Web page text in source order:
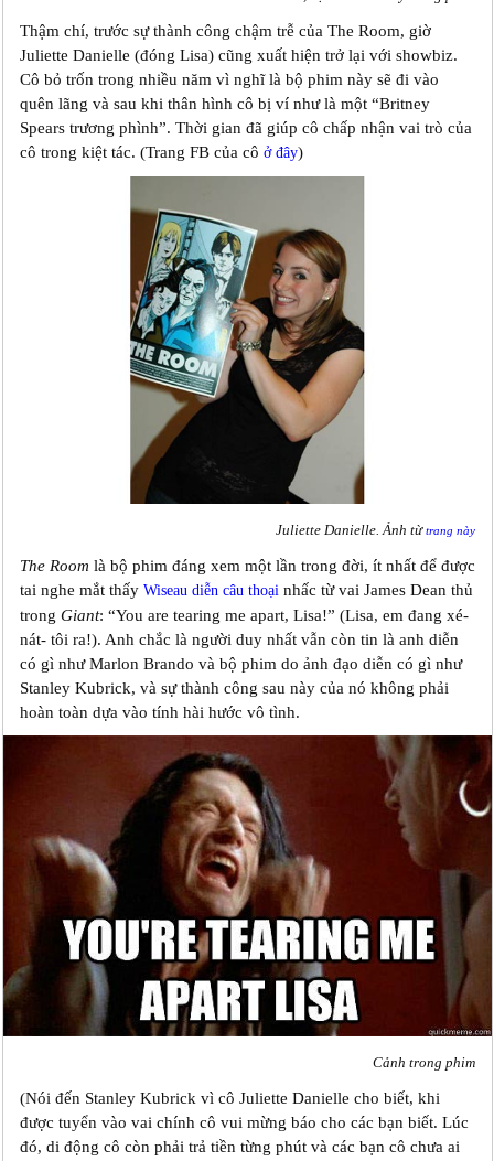
Thậm chí, trước sự thành công chậm trễ của The Room, giờ
Juliette Danielle (đóng Lisa) cũng xuất hiện trở lại với showbiz.
Cô bỏ trốn trong nhiều năm vì nghĩ là bộ phim này sẽ đi vào
quên lãng và sau khi thân hình cô bị ví như là một “Britney
Spears trương phình”. Thời gian đã giúp cô chấp nhận vai trò của
cô trong kiệt tác. (Trang FB của cô ở đây)
Juliette Danielle. Ảnh từtrang này
The Room là bộ phim đáng xem một lần trong đời, ít nhất để được
tai nghe mắt thấy Wiseau diễn câu thoại nhấc từ vai James Dean thủ
trong Giant: “You are tearing me apart, Lisa!” (Lisa, em đang xé-
nát- tôi ra!). Anh chắc là người duy nhất vẫn còn tin là anh diễn
có gì như Marlon Brando và bộ phim do ảnh đạo diễn có gì như
Stanley Kubrick, và sự thành công sau này của nó không phải
hoàn toàn dựa vào tính hài hước vô tình.
Cảnh trong phim
(Nói đến Stanley Kubrick vì cô Juliette Danielle cho biết, khi
được tuyển vào vai chính cô vui mừng báo cho các bạn biết. Lúc
đó, di động cô còn phải trả tiền từng phút và các bạn cô chưa ai